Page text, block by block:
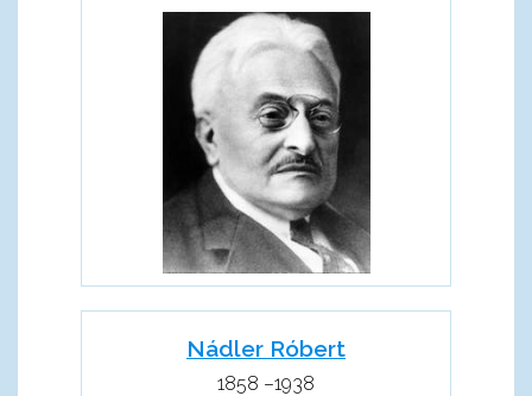
Nádler Róbert
1858 –1938